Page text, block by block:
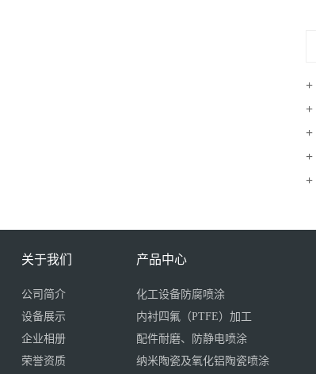
关于我们
公司简介
设备展示
企业相册
荣誉资质
产品中心
化工设备防腐喷涂
内衬四氟（PTFE）加工
配件耐磨、防静电喷涂
纳米陶瓷及氧化铝陶瓷喷涂